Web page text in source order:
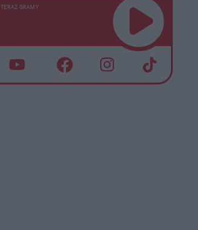
TERAZ GRAMY